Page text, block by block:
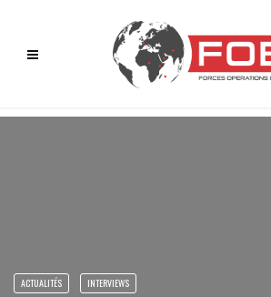
ACTUALITÉS INTERVIEWS